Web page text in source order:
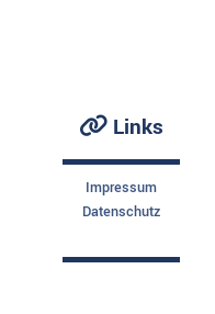
 Links
Impressum
Datenschutz